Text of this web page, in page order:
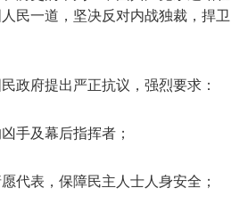
民一道，坚决反对内战独裁，捍卫
政府提出严正抗议，强烈要求：
手及幕后指挥者；
代表，保障民主人士人身安全；